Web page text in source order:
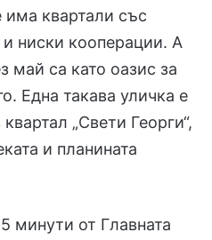
квартали със
ниски кооперации. А
май са като оазис за
Една такава уличка е
„Свети Георги“,
и планината
минути от Главната